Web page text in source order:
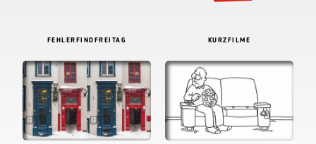
FEHLERFINDFREITAG KURZFILME